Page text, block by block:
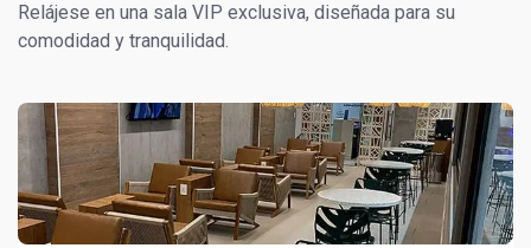
Relájese en una sala VIP exclusiva, diseñada para su
comodidad y tranquilidad.